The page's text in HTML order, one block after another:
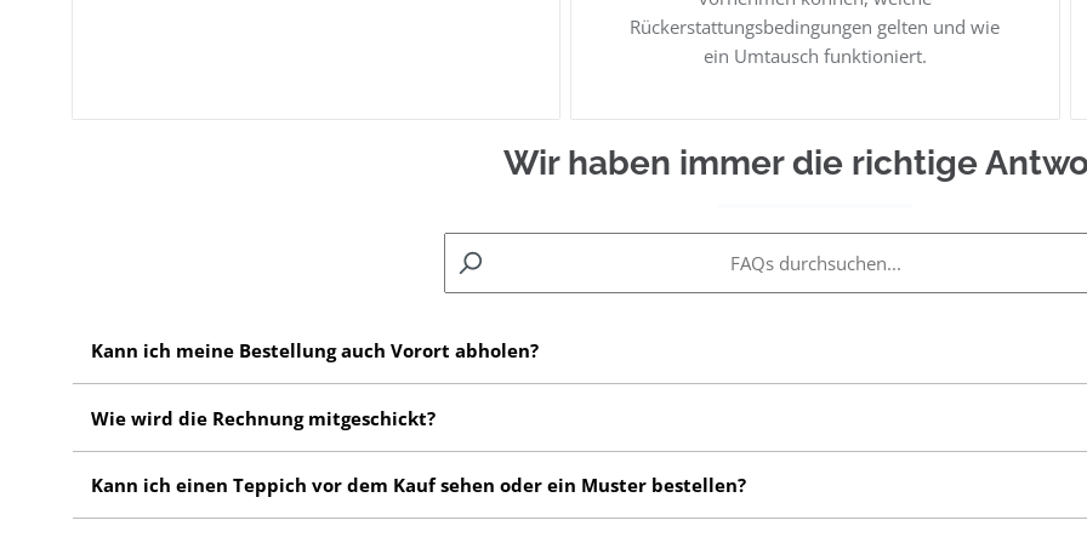
Rückerstattungsbedingungen gelten und wie
ein Umtausch funktioniert.
Wir haben immer die richtige
Kann ich meine Bestellung auch Vorort abholen?
Gewerbestraße 6 53567 Asbach
Wie wird die Rechnung mitgeschickt?
Kann ich einen Teppich vor dem Kauf sehen oder ein Muster bestellen?